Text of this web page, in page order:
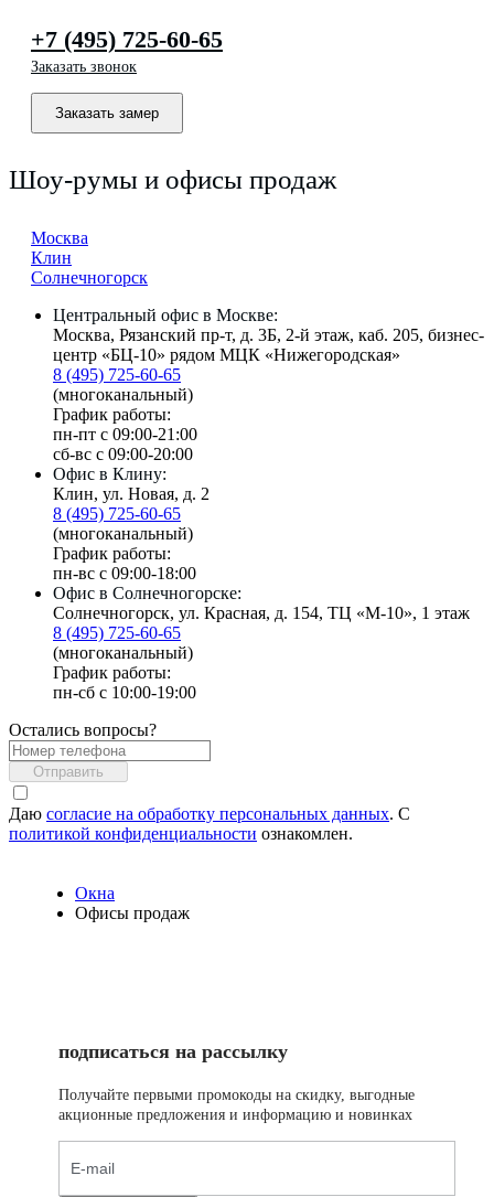
+7 (495) 725-60-65
Заказать звонок
Заказать замер
Шоу-румы и офисы продаж
Москва
Клин
Солнечногорск
Центральный офис в Москве:
Москва, Рязанский пр-т, д. 3Б, 2-й этаж, каб. 205, бизнес-
центр «БЦ-10» рядом МЦК «Нижегородская»
8 (495) 725-60-65
(многоканальный)
График работы:
пн-пт с 09:00-21:00
сб-вс с 09:00-20:00
Офис в Клину:
Клин, ул. Новая, д. 2
8 (495) 725-60-65
(многоканальный)
График работы:
пн-вс с 09:00-18:00
Офис в Солнечногорске:
Солнечногорск, ул. Красная, д. 154, ТЦ «М-10», 1 этаж
8 (495) 725-60-65
(многоканальный)
График работы:
пн-сб с 10:00-19:00
Остались вопросы?
Отправить
Даю согласие на обработку персональных данных. С
политикой конфиденциальности ознакомлен.
Окна
Офисы продаж
подписаться на рассылку
Получайте первыми промокоды на скидку, выгодные
акционные предложения и информацию и новинках